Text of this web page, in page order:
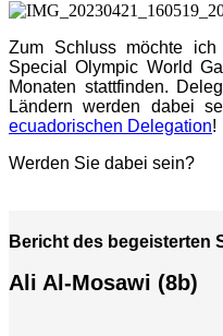
Zum Schluss möchte
Special Olympic World
Monaten stattfinden.
Ländern werden dabei
ecuadorischen Delegation!
Werden Sie dabei sein?
Bericht des begeisterten
Ali Al-Mosawi (8b)